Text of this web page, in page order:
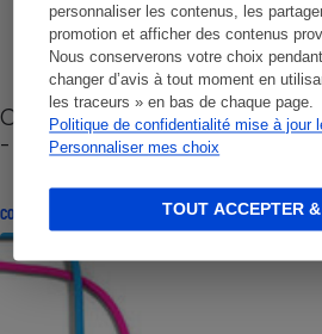
personnaliser les contenus, les
promotion et afficher des contenus
Nous conserverons votre choix
changer d’avis à tout moment en
les traceurs » en bas de chaque page.
Politique de confidentialité mise à jour
Personnaliser mes choix
TOUT ACCEPTER
Cafetière à capsules zéro
- Premières impressions
CONSEILS